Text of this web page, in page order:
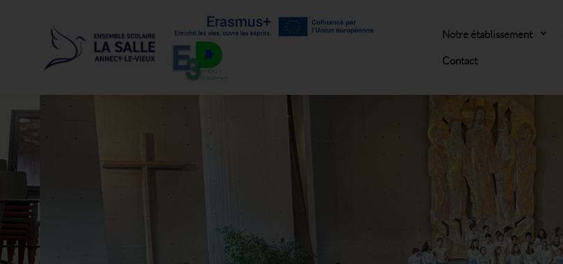
Notre établissement
Contact